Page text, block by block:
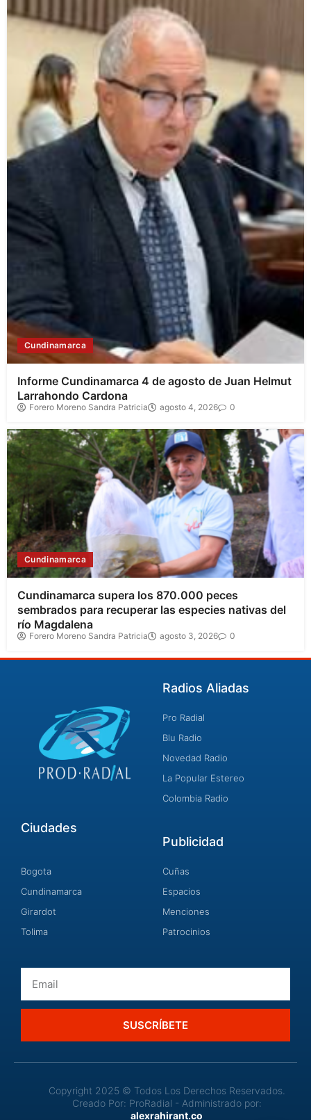
Cundinamarca
Informe Cundinamarca 4 de agosto de Juan Helmut
Larrahondo Cardona
Forero Moreno Sandra Patricia agosto 4, 2026 0
Cundinamarca
Cundinamarca supera los 870.000 peces
sembrados para recuperar las especies nativas del
río Magdalena
Forero Moreno Sandra Patricia agosto 3, 2026 0
Radios Aliadas
Pro Radial
Blu Radio
Novedad Radio
La Popular Estereo
Colombia Radio
Ciudades
Bogota
Cundinamarca
Girardot
Tolima
Publicidad
Cuñas
Espacios
Menciones
Patrocinios
SUSCRÍBETE
Copyright 2025 © Todos Los Derechos Reservados.
Creado Por: ProRadial - Administrado por:
alexrahirant.co